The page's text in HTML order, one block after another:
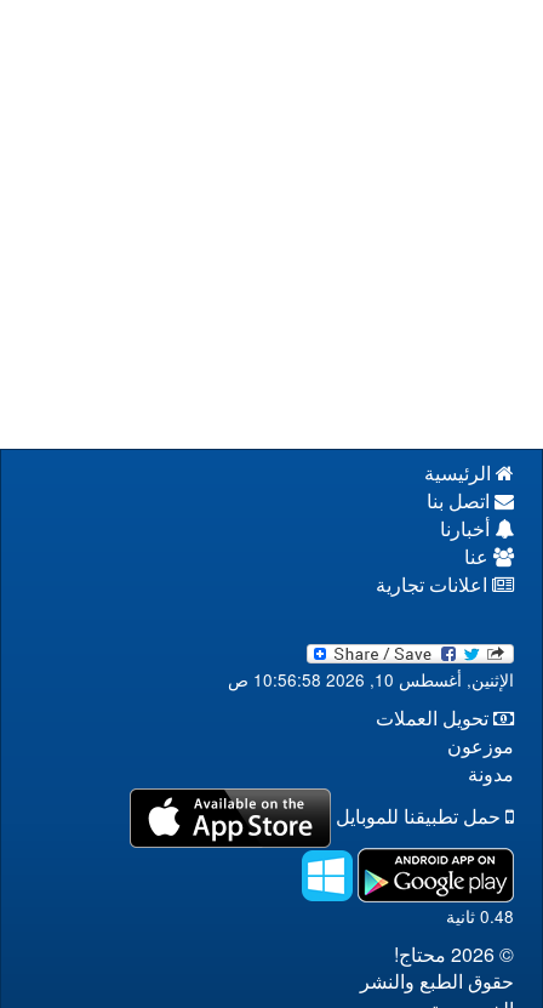
الرئيسية
اتصل بنا
أخبارنا
عنا
اعلانات تجارية
الإثنين, أغسطس 10, 2026 10:56:58 ص
تحويل العملات
موزعون
مدونة
حمل تطبيقنا للموبايل
0.48 ثانية
© 2026 محتاج!
حقوق الطبع والنشر